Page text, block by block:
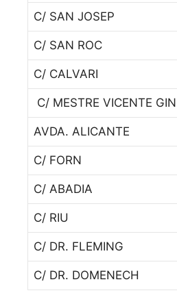
C/ SAN JOSEP
C/ SAN ROC
C/ CALVARI
C/ MESTRE VICENTE
AVDA. ALICANTE
C/ FORN
C/ ABADIA
C/ RIU
C/ DR. FLEMING
C/ DR. DOMENECH